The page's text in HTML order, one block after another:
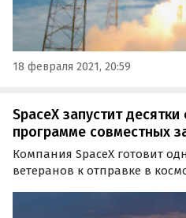
18 февраля 2021, 20:59
SpaceX запустит
программе совместных
Компания SpaceX готовит
ветеранов к отправке в
полет двухступенчатого